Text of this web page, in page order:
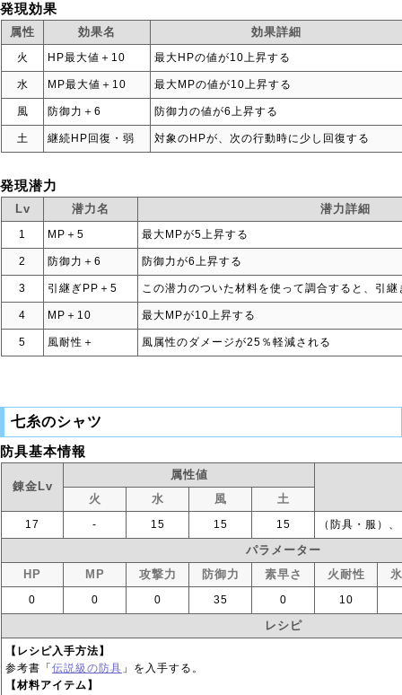
発現効果
属性 効果名 効果詳細
火 HP最大値＋10 最大HPの値が10上昇する
水 MP最大値＋10 最大MPの値が10上昇する
風 防御力＋6 防御力の値が6上昇する
土 継続HP回復・弱 対象のHPが、次の行動時に少し回復する
発現潜力
Lv 潜力名 潜力詳細
1 MP＋5 最大MPが5上昇する
2 防御力＋6 防御力が6上昇する
3 引継ぎPP＋5 この潜力のついた材料を使って調合すると、引
4 MP＋10 最大MPが10上昇する
5 風耐性＋ 風属性のダメージが25％軽減される
七糸のシャツ
防具基本情報
錬金Lv
属性値
火
水 風 土
17 ‐ 15 15 15 （防具・服）
パラメーター
HP
MP 攻撃力 防御力 素早さ 火耐性
0 0 0 35 0 10
レシピ
【レシピ入手方法】
参考書「 伝説級の防具 」を入手する。
【材料アイテム】